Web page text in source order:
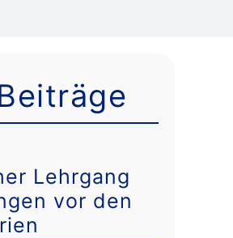
Lehrgang
vor den